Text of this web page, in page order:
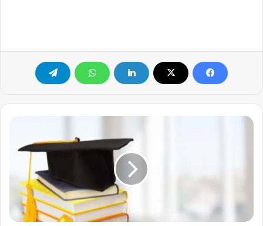
منحة
للطلاب